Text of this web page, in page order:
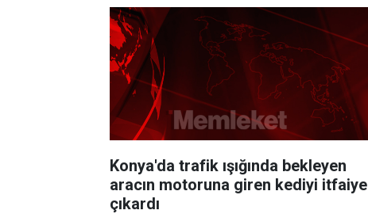
Konya'da trafik ışığında bekleyen
aracın motoruna giren kediyi itfaiye
çıkardı